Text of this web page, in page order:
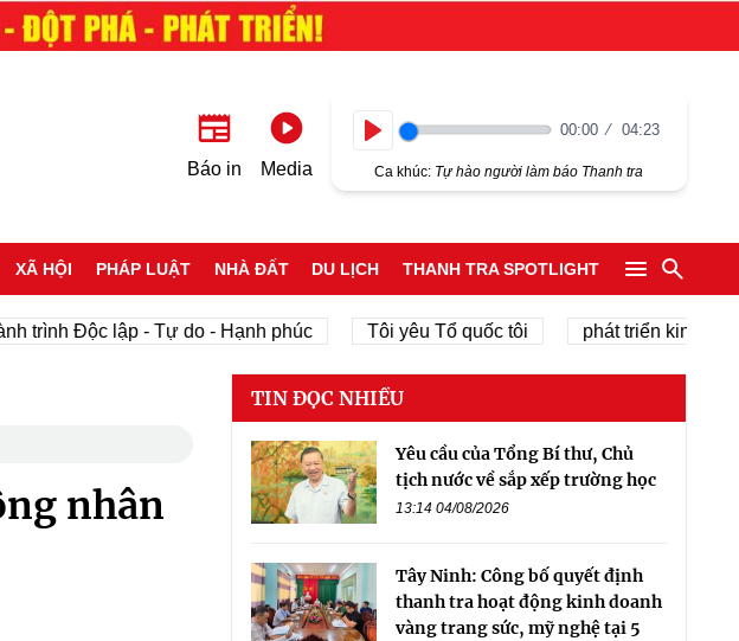
Báo in Media
00:00 04:23
Ca khúc: Tự hào người làm báo Thanh tra
XÃ HỘI PHÁP LUẬT NHÀ ĐẤT DU LỊCH THANH TRA SPOTLIGHT
Độc lập - Tự do - Hạnh phúc Tôi yêu Tổ quốc tôi phát triển kinh tế tư
nhân
TIN ĐỌC NHIỀU
Yêu cầu của Tổng Bí thư, Chủ
tịch nước về sắp xếp trường học
13:14 04/08/2026
Tây Ninh: Công bố quyết định
thanh tra hoạt động kinh doanh
vàng trang sức, mỹ nghệ tại 5